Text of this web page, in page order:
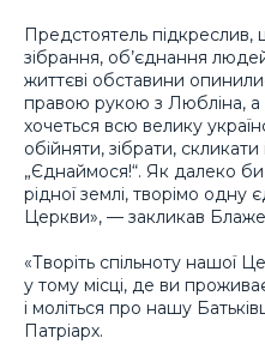
Предстоятель
зібрання, об’єднання
життєві обставини
правою рукою з Любліна, а
хочеться всю велику
обійняти, зібрати, скликати
„Єднаймося!“. Як далеко
рідної землі, творімо одну
Церкви», — закликав
«Творіть спільноту нашої
у тому місці, де ви
і моліться про нашу
Патріарх.